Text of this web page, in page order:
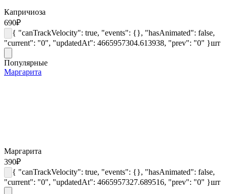
Капричиоза
690₽
{ "canTrackVelocity": true, "events": {}, "hasAnimated": false,
"current": "0", "updatedAt": 4665957304.613938, "prev": "0" }шт
Популярные
Маргарита
Маргарита
390₽
{ "canTrackVelocity": true, "events": {}, "hasAnimated": false,
"current": "0", "updatedAt": 4665957327.689516, "prev": "0" }шт